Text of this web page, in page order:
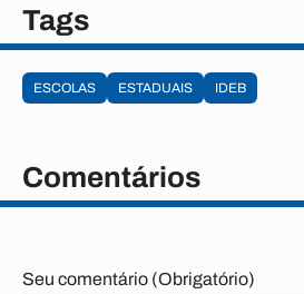
Tags
ESCOLAS ESTADUAIS IDEB
Comentários
Seu comentário (Obrigatório)